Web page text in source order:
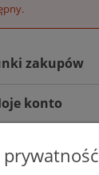
zakupów
konto
prywatność